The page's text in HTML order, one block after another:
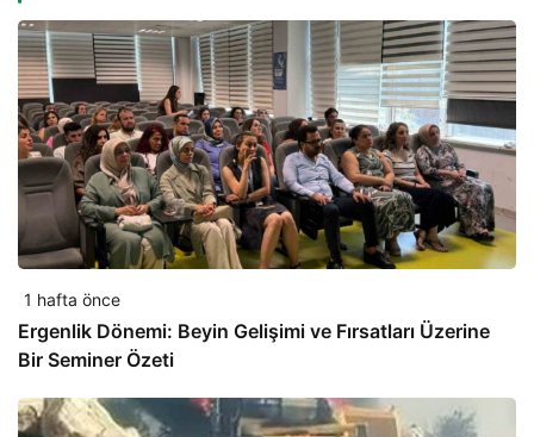
1 hafta önce
Ergenlik Dönemi: Beyin Gelişimi ve Fırsatları Üzerine
Bir Seminer Özeti